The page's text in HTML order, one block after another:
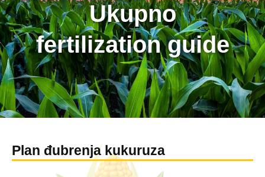
Ukupno
fertilization guide
Plan đubrenja kukuruza